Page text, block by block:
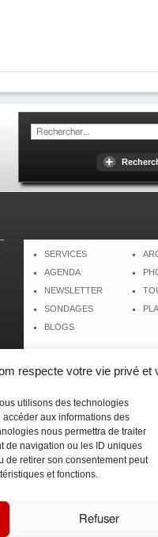
respecte votre vie privé et
utilisons des technologies
aux informations des
nous permettra de traiter
de navigation ou les ID uniques
de retirer son consentement peut
et fonctions.
Refuser
SERVICES
AGENDA
NEWSLETTER
SONDAGES
BLOGS
du sport (du football au beach-